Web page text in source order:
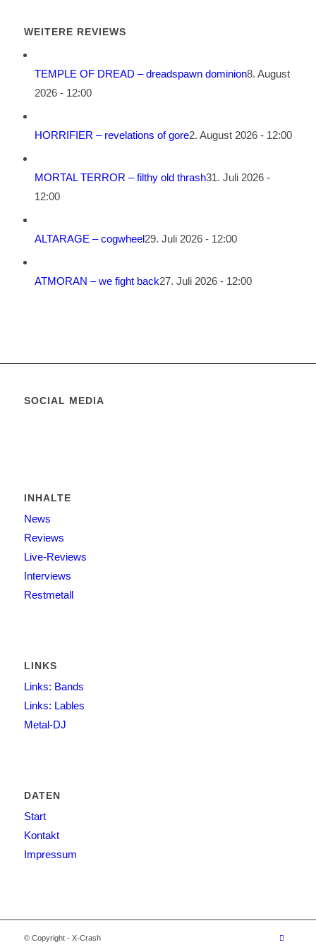
WEITERE REVIEWS
TEMPLE OF DREAD – dreadspawn dominion8. August
2026 - 12:00
HORRIFIER – revelations of gore2. August 2026 - 12:00
MORTAL TERROR – filthy old thrash31. Juli 2026 -
12:00
ALTARAGE – cogwheel29. Juli 2026 - 12:00
ATMORAN – we fight back27. Juli 2026 - 12:00
SOCIAL MEDIA
INHALTE
News
Reviews
Live-Reviews
Interviews
Restmetall
LINKS
Links: Bands
Links: Lables
Metal-DJ
DATEN
Start
Kontakt
Impressum
© Copyright - X-Crash